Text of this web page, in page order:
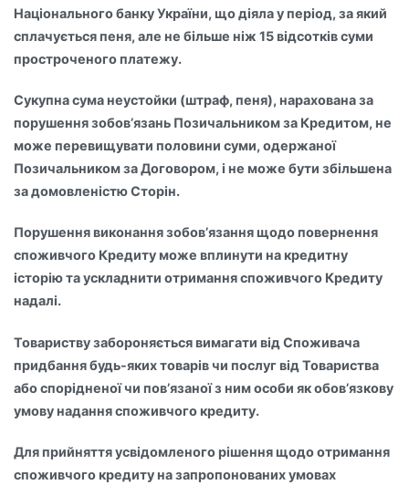
Національного банку України, що діяла у період, за який
сплачується пеня, але не більше ніж 15 відсотків суми
простроченого платежу.
Сукупна сума неустойки (штраф, пеня), нарахована за
порушення зобов’язань Позичальником за Кредитом, не
може перевищувати половини суми, одержаної
Позичальником за Договором, і не може бути збільшена
за домовленістю Сторін.
Порушення виконання зобов’язання щодо повернення
споживчого Кредиту може вплинути на кредитну
історію та ускладнити отримання споживчого Кредиту
надалі.
Товариству забороняється вимагати від Споживача
придбання будь-яких товарів чи послуг від Товариства
або спорідненої чи пов’язаної з ним особи як обов’язкову
умову надання споживчого кредиту.
Для прийняття усвідомленого рішення щодо отримання
споживчого кредиту на запропонованих умовах